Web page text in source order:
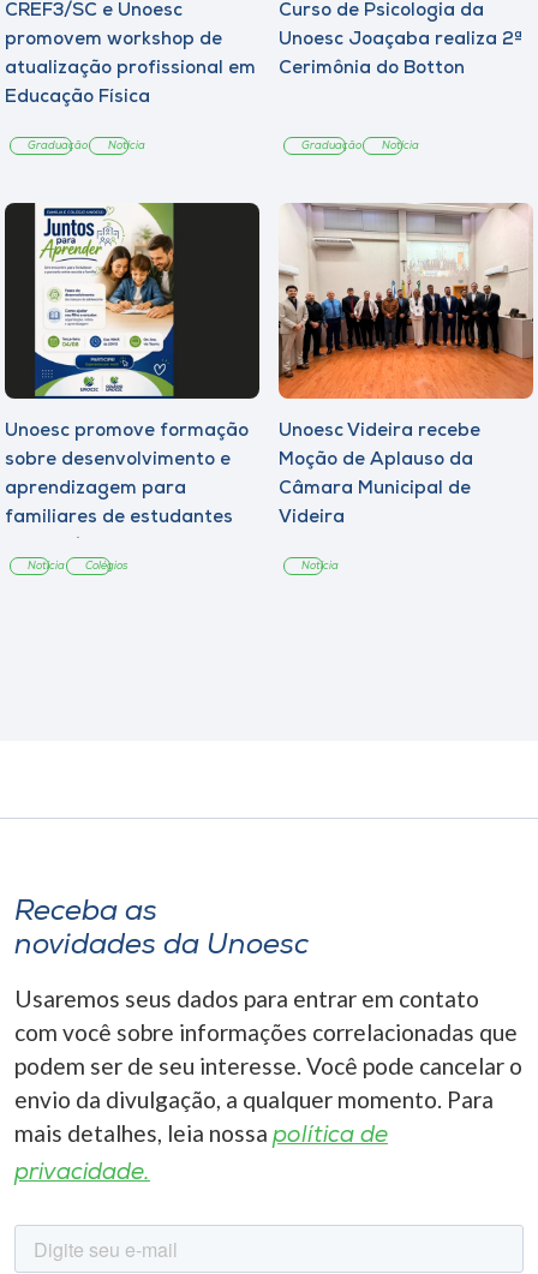
CREF3/SC e Unoesc
promovem workshop de
atualização profissional em
Educação Física
Graduação Notícia
Curso de Psicologia da
Unoesc Joaçaba realiza 2ª
Cerimônia do Botton
Graduação Notícia
Unoesc promove formação
sobre desenvolvimento e
aprendizagem para
familiares de estudantes
Notícia Colégios
Unoesc Videira recebe
Moção de Aplauso da
Câmara Municipal de
Videira
Notícia
Receba as
novidades da Unoesc
Usaremos seus dados para entrar em contato
com você sobre informações correlacionadas que
podem ser de seu interesse. Você pode cancelar o
envio da divulgação, a qualquer momento. Para
mais detalhes, leia nossa política de
privacidade.